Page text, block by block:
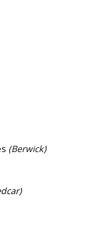
(Berwick)